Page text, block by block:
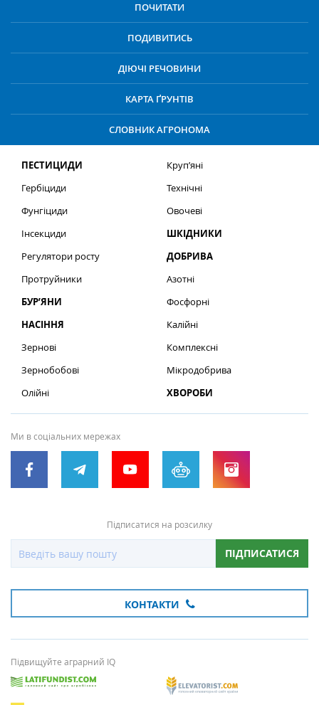
ПОЧИТАТИ
ПОДИВИТИСЬ
ДІЮЧІ РЕЧОВИНИ
КАРТА ҐРУНТІВ
СЛОВНИК АГРОНОМА
ПЕСТИЦИДИ
Гербіциди
Фунгіциди
Інсекциди
Регулятори росту
Протруйники
БУР’ЯНИ
НАСІННЯ
Зернові
Зернобобові
Олійні
Круп’яні
Технічні
Овочеві
ШКІДНИКИ
ДОБРИВА
Азотні
Фосфорні
Калійні
Комплексні
Мікродобрива
ХВОРОБИ
Ми в соціальних мережах
Підписатися на розсилку
ПІДПИСАТИСЯ
КОНТАКТИ
Підвищуйте аграрний IQ